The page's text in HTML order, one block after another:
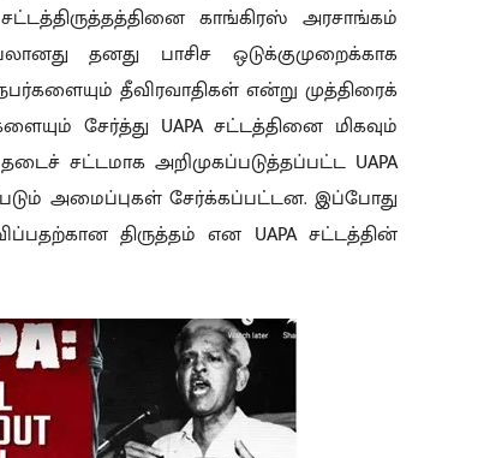
சட்டத்திருத்தத்தினை காங்கிரஸ் அரசாங்கம்
தனது பாசிச ஒடுக்குமுறைக்காக
தீவிரவாதிகள் என்று முத்திரைக்
சேர்த்து UAPA சட்டத்தினை மிகவும்
சட்டமாக அறிமுகப்படுத்தப்பட்ட UAPA
அமைப்புகள் சேர்க்கப்பட்டன. இப்போது
திருத்தம் என UAPA சட்டத்தின்